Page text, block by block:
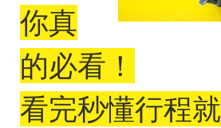
你真
的必看！
看完秒懂行程